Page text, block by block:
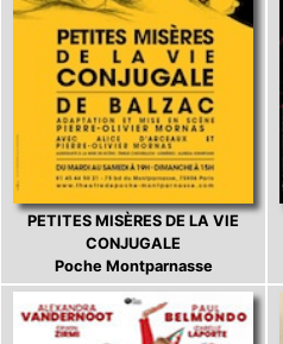
PETITES MISÈRES DE LA VIE
CONJUGALE
Poche Montparnasse